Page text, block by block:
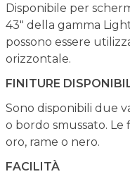
Disponibile per
43" della gamma
possono essere
orizzontale.
FINITURE
Sono disponibili due
o bordo smussato.
oro, rame o nero.
FACILITÀ